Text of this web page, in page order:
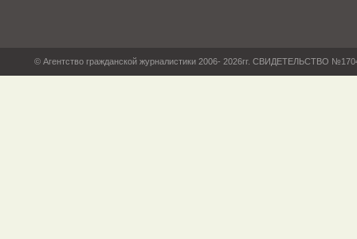
© Агентство гражданской журналистики 2006- 2026гг. СВИДЕТЕЛЬСТВО